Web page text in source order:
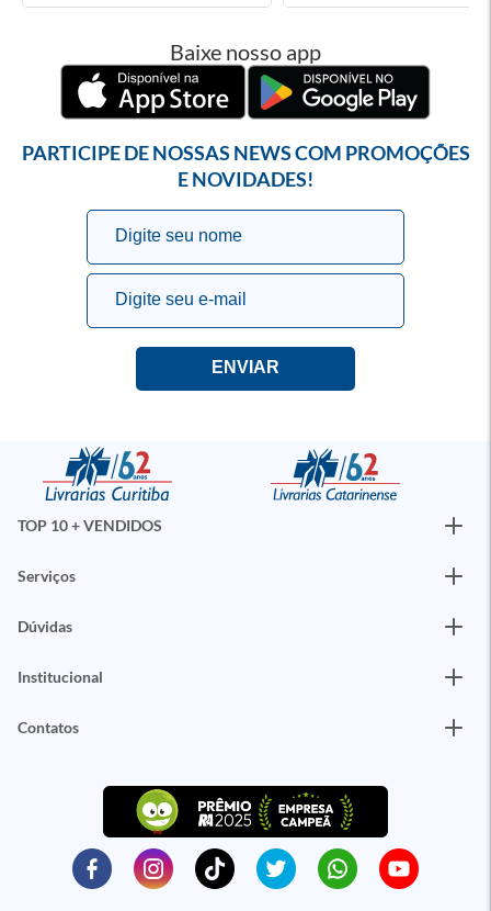
Baixe nosso app
PARTICIPE DE NOSSAS NEWS COM PROMOÇÕES
E NOVIDADES!
TOP 10 + VENDIDOS
Serviços
Dúvidas
Institucional
Contatos